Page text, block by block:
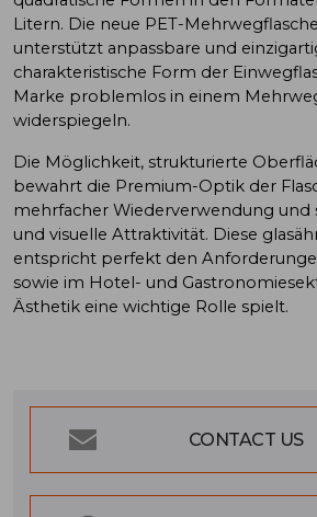
Litern. Die neue PET-
unterstützt anpassbare und
charakteristische Form der
Marke problemlos in einem
widerspiegeln.
Die Möglichkeit, strukturierte
bewahrt die Premium-Optik der
mehrfacher Wiederverwendung und
und visuelle Attraktivität. Diese
entspricht perfekt den
sowie im Hotel- und
Ästhetik eine wichtige Rolle spielt.
CONTACT US